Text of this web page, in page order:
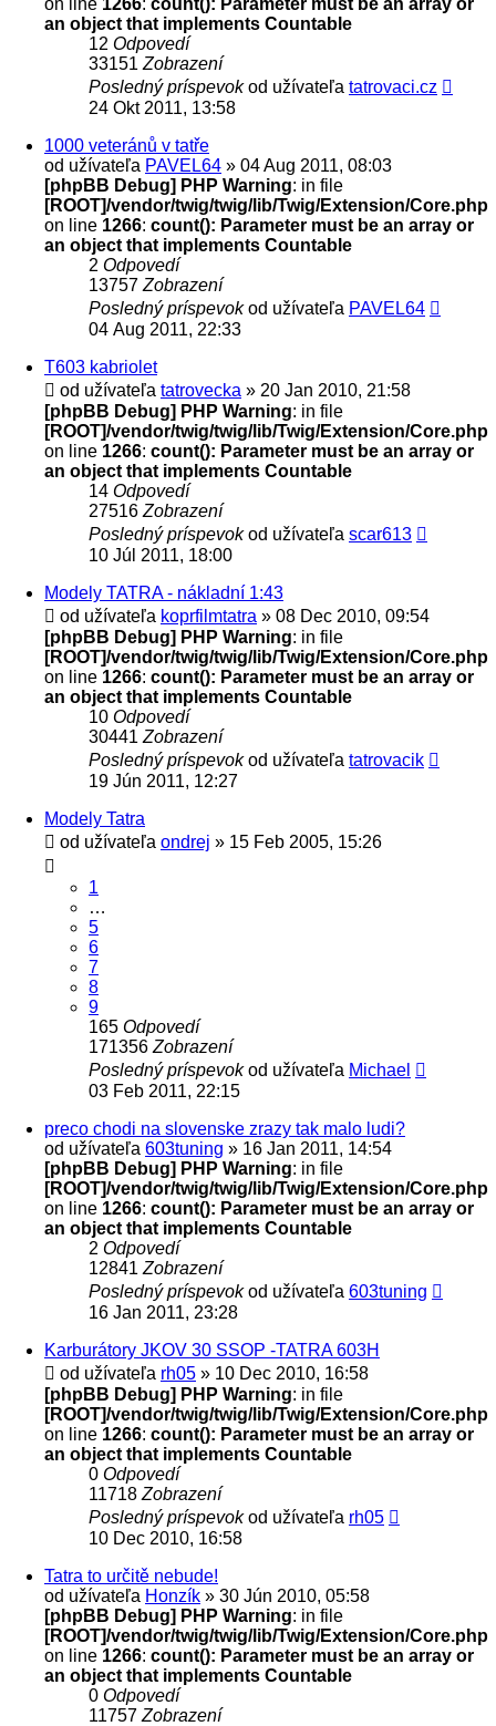
an object that implements Countable
12 Odpovedí
33151 Zobrazení
Posledný príspevokod užívateľa tatrovaci.cz
24 Okt 2011, 13:58
1000 veteránů v tatře
od užívateľa PAVEL64 » 04 Aug 2011, 08:03
[phpBB Debug] PHP Warning: in file
[ROOT]/vendor/twig/twig/lib/Twig/Extension/Core.php
on line 1266: count(): Parameter must be an array or
an object that implements Countable
2 Odpovedí
13757 Zobrazení
Posledný príspevokod užívateľa PAVEL64
04 Aug 2011, 22:33
T603 kabriolet
od užívateľa tatrovecka » 20 Jan 2010, 21:58
[phpBB Debug] PHP Warning: in file
[ROOT]/vendor/twig/twig/lib/Twig/Extension/Core.php
on line 1266: count(): Parameter must be an array or
an object that implements Countable
14 Odpovedí
27516 Zobrazení
Posledný príspevokod užívateľa scar613
10 Júl 2011, 18:00
Modely TATRA - nákladní 1:43
od užívateľa koprfilmtatra » 08 Dec 2010, 09:54
[phpBB Debug] PHP Warning: in file
[ROOT]/vendor/twig/twig/lib/Twig/Extension/Core.php
on line 1266: count(): Parameter must be an array or
an object that implements Countable
10 Odpovedí
30441 Zobrazení
Posledný príspevokod užívateľa tatrovacik
19 Jún 2011, 12:27
Modely Tatra
od užívateľa ondrej » 15 Feb 2005, 15:26
1
…
5
6
7
8
9
165 Odpovedí
171356 Zobrazení
Posledný príspevokod užívateľa Michael
03 Feb 2011, 22:15
preco chodi na slovenske zrazy tak malo ludi?
od užívateľa 603tuning » 16 Jan 2011, 14:54
[phpBB Debug] PHP Warning: in file
[ROOT]/vendor/twig/twig/lib/Twig/Extension/Core.php
on line 1266: count(): Parameter must be an array or
an object that implements Countable
2 Odpovedí
12841 Zobrazení
Posledný príspevokod užívateľa 603tuning
16 Jan 2011, 23:28
Karburátory JKOV 30 SSOP -TATRA 603H
od užívateľa rh05 » 10 Dec 2010, 16:58
[phpBB Debug] PHP Warning: in file
[ROOT]/vendor/twig/twig/lib/Twig/Extension/Core.php
on line 1266: count(): Parameter must be an array or
an object that implements Countable
0 Odpovedí
11718 Zobrazení
Posledný príspevokod užívateľa rh05
10 Dec 2010, 16:58
Tatra to určitě nebude!
od užívateľa Honzík » 30 Jún 2010, 05:58
[phpBB Debug] PHP Warning: in file
[ROOT]/vendor/twig/twig/lib/Twig/Extension/Core.php
on line 1266: count(): Parameter must be an array or
an object that implements Countable
0 Odpovedí
11757 Zobrazení